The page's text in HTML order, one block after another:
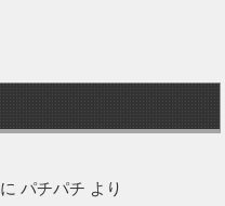
に パチパチ より